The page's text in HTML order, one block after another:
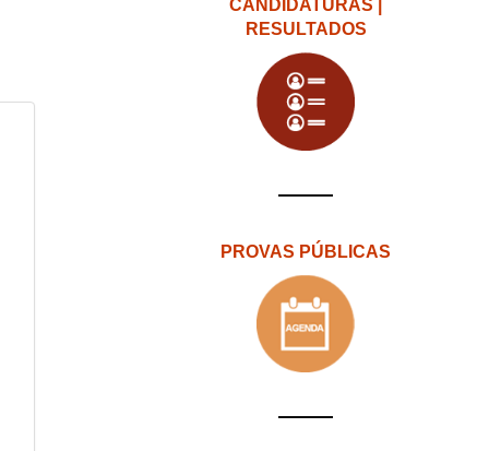
CANDIDATURAS |
RESULTADOS
PROVAS PÚBLICAS